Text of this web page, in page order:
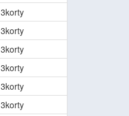
3korty
3korty
3korty
3korty
3korty
3korty